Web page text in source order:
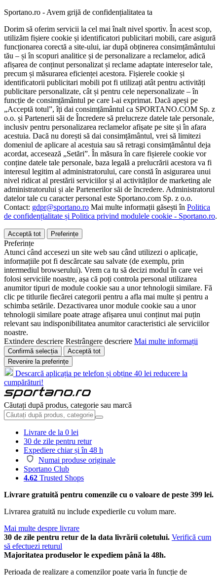
Sportano.ro - Avem grijă de confidențialitatea ta
Dorim să oferim servicii la cel mai înalt nivel sportiv. În acest scop,
utilizăm fișiere cookie și identificatori publicitari mobili, care asigură
funcționarea corectă a site-ului, iar după obținerea consimțământului
tău – și în scopuri analitice și de personalizare a reclamelor, adică
afișarea de conținut personalizat și reclame adaptate intereselor tale,
precum și măsurarea eficienței acestora. Fișierele cookie și
identificatorii publicitari mobili pot fi utilizați atât pentru activități
publicitare personalizate, cât și pentru cele nepersonalizate – în
funcție de consimțământul pe care l-ai exprimat. Dacă apeși pe
„Acceptă totul”, îți dai consimțământul ca SPORTANO.COM Sp. z
o.o. și Partenerii săi de Încredere să prelucreze datele tale personale,
inclusiv pentru personalizarea reclamelor afișate pe site și în afara
acestuia. Dacă nu dorești să dai consimțământul, vrei să limitezi
domeniul de aplicare al acestuia sau să retragi consimțământul deja
acordat, accesează „Setări”. În măsura în care fișierele cookie vor
conține datele tale personale, baza legală a prelucrării acestora va fi
interesul legitim al administratorului, care constă în asigurarea unui
nivel ridicat al prestării serviciilor și al activităților de marketing ale
administratorului și ale Partenerilor săi de încredere. Administratorul
datelor tale cu caracter personal este Sportano.com Sp. z o.o.
Contact: gdpr@sportano.ro Mai multe informații găsești în Politica
de confidențialitate și Politica privind modulele cookie - Sportano.ro.
Acceptă tot Preferințe
Preferințe
Atunci când accesezi un site web sau când utilizezi o aplicație,
informațiile pot fi descărcate sau salvate (de exemplu, prin
intermediul browserului). Vrem ca tu să decizi modul în care vei
folosi serviciile noastre, așa că poți controla personal utilizarea
anumitor tipuri de module cookie sau a unor tehnologii similare. Fă
clic pe titlurile fiecărei categorii pentru a afla mai multe și pentru a
schimba setările. Dezactivarea unor module cookie sau a unor
tehnologii similare poate atrage afișarea unui conținut mai puțin
relevant sau indisponibilitatea anumitor caracteristici ale serviciilor
noastre.
Extindere descriere Restrângere descriere Mai multe informații
Confirmă selecția
Acceptă tot
Revenire la preferințe
Descarcă aplicația pe telefon și obține 40 lei reducere la
cumpărături!
Căutați după produs, categorie sau marcă
Livrare de la 0 lei
30 de zile pentru retur
Expediere chiar și în 48 h
Numai produse originale
Sportano Club
4.62 Trusted Shops
Livrare gratuită pentru comenzile cu o valoare de peste 399 lei.
Livrarea gratuită nu include expedierile cu volum mare.
Mai multe despre livrare
30 de zile pentru retur de la data livrării coletului. Verifică cum
să efectuezi returul
Majoritatea produselor le expediem până la 48h.
Perioada de realizare a comenzilor poate varia în funcție de